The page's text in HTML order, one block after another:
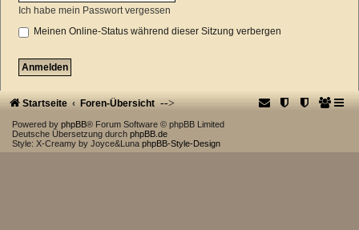
Ich habe mein Passwort vergessen
Meinen Online-Status während dieser Sitzung verbergen
Startseite Foren-Übersicht -->
Powered by phpBB® Forum Software © phpBB Limited
Deutsche Übersetzung durch phpBB.de
Style: X-Creamy by Joyce&Luna phpBB-Style-Design